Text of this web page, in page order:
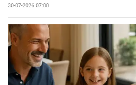
30-07-2026 07:00